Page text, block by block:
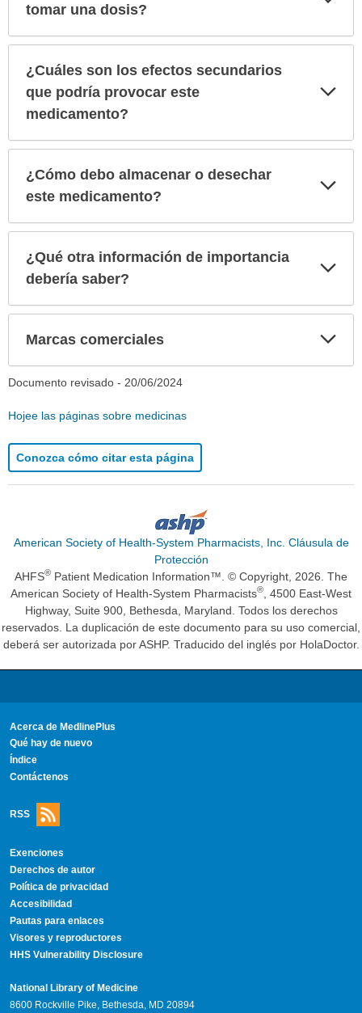
tomar una dosis?
¿Cuáles son los efectos secundarios
que podría provocar este
medicamento?
¿Cómo debo almacenar o desechar
este medicamento?
¿Qué otra información de importancia
debería saber?
Marcas comerciales
Documento revisado - 20/06/2024
Hojee las páginas sobre medicinas
Conozca cómo citar esta página
American Society of Health-System Pharmacists, Inc. Cláusula de
Protección
AHFS® Patient Medication Information™. © Copyright, 2026. The
American Society of Health-System Pharmacists®
, 4500 East-West
Highway, Suite 900, Bethesda, Maryland. Todos los derechos
reservados. La duplicación de este documento para su uso comercial,
deberá ser autorizada por ASHP. Traducido del inglés por HolaDoctor.
Acerca de MedlinePlus
Qué hay de nuevo
Índice
Contáctenos
RSS
Exenciones
Derechos de autor
Política de privacidad
Accesibilidad
Pautas para enlaces
Visores y reproductores
HHS Vulnerability Disclosure
National Library of Medicine
8600 Rockville Pike, Bethesda, MD 20894